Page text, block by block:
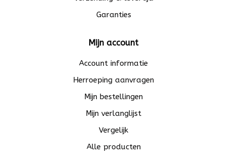
Garanties
Mijn account
Account informatie
Herroeping aanvragen
Mijn bestellingen
Mijn verlanglijst
Vergelijk
Alle producten